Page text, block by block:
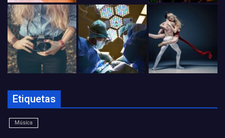
Etiquetas
Música